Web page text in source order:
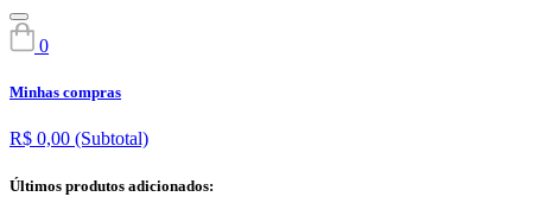
0
Minhas compras
R$ 0,00 (Subtotal)
Últimos produtos adicionados: